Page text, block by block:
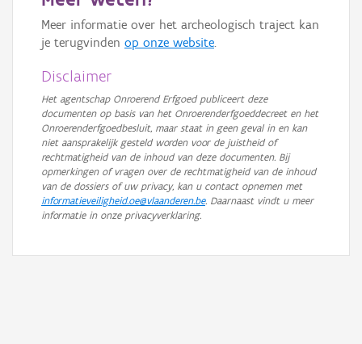
Meer informatie over het archeologisch traject kan
je terugvinden op onze website.
Disclaimer
Het agentschap Onroerend Erfgoed publiceert deze
documenten op basis van het Onroerenderfgoeddecreet en het
Onroerenderfgoedbesluit, maar staat in geen geval in en kan
niet aansprakelijk gesteld worden voor de juistheid of
rechtmatigheid van de inhoud van deze documenten. Bij
opmerkingen of vragen over de rechtmatigheid van de inhoud
van de dossiers of uw privacy, kan u contact opnemen met
informatieveiligheid.oe@vlaanderen.be. Daarnaast vindt u meer
informatie in onze privacyverklaring.